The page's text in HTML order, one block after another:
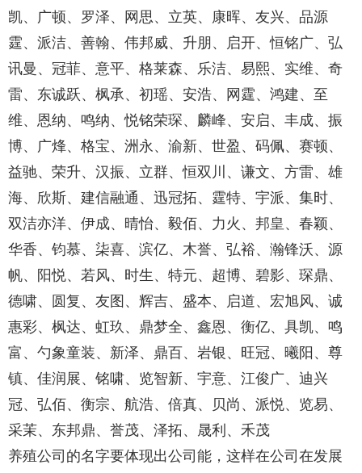
凯、广顿、罗泽、网思、立英、康晖、友兴、品源
霆、派洁、善翰、伟邦威、升朋、启开、恒铭广、弘
讯曼、冠菲、意平、格莱森、乐洁、易熙、实维、奇
雷、东诚跃、枫承、初瑶、安浩、网霆、鸿建、至
维、恩纳、鸣纳、悦铭荣琛、麟峰、安启、丰成、振
博、广烽、格宝、洲永、渝新、世盈、码佩、赛顿、
益驰、荣升、汉振、立群、恒双川、谦文、方雷、雄
海、欣斯、建信融通、迅冠拓、霆特、宇派、集时、
双洁亦洋、伊成、晴怡、毅佰、力火、邦皇、春颖、
华香、钧慕、柒喜、滨亿、木誉、弘裕、瀚锋沃、源
帆、阳悦、若风、时生、特元、超博、碧影、琛鼎、
德啸、圆复、友图、辉吉、盛本、启道、宏旭风、诚
惠彩、枫达、虹玖、鼎梦全、鑫恩、衡亿、具凯、鸣
富、勺象童装、新泽、鼎百、岩银、旺冠、曦阳、尊
镇、佳润展、铭啸、览智新、宇意、江俊广、迪兴
冠、弘佰、衡宗、航浩、倍真、贝尚、派悦、览易、
采茉、东邦鼎、誉茂、泽拓、晟利、禾茂
养殖公司的名字要体现出公司能，这样在公司在发展